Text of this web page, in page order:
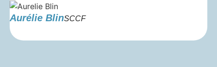
Aurélie BlinSCCF